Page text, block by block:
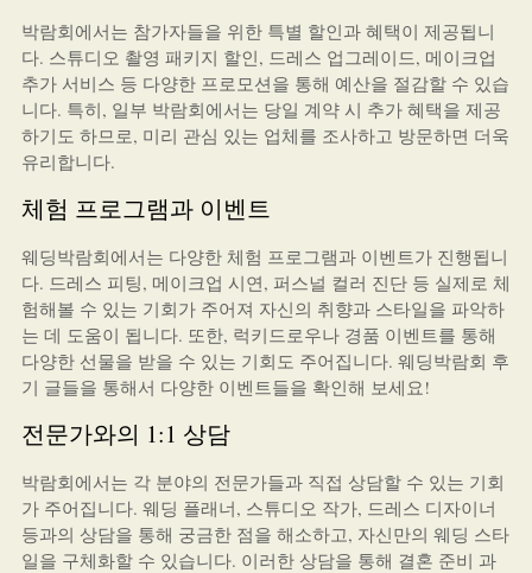
박람회에서는 참가자들을 위한 특별 할인과 혜택이 제공됩니
다. 스튜디오 촬영 패키지 할인, 드레스 업그레이드, 메이크업
추가 서비스 등 다양한 프로모션을 통해 예산을 절감할 수 있습
니다. 특히, 일부 박람회에서는 당일 계약 시 추가 혜택을 제공
하기도 하므로, 미리 관심 있는 업체를 조사하고 방문하면 더욱
유리합니다.
체험 프로그램과 이벤트
웨딩박람회에서는 다양한 체험 프로그램과 이벤트가 진행됩니
다. 드레스 피팅, 메이크업 시연, 퍼스널 컬러 진단 등 실제로 체
험해볼 수 있는 기회가 주어져 자신의 취향과 스타일을 파악하
는 데 도움이 됩니다. 또한, 럭키드로우나 경품 이벤트를 통해
다양한 선물을 받을 수 있는 기회도 주어집니다. 웨딩박람회 후
기 글들을 통해서 다양한 이벤트들을 확인해 보세요!
전문가와의 1:1 상담
박람회에서는 각 분야의 전문가들과 직접 상담할 수 있는 기회
가 주어집니다. 웨딩 플래너, 스튜디오 작가, 드레스 디자이너
등과의 상담을 통해 궁금한 점을 해소하고, 자신만의 웨딩 스타
일을 구체화할 수 있습니다. 이러한 상담을 통해 결혼 준비 과